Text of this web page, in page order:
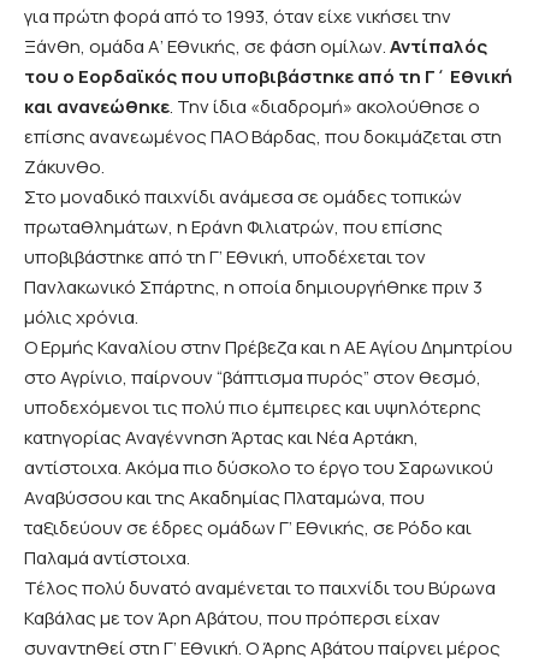
για πρώτη φορά από το 1993, όταν είχε νικήσει την
Ξάνθη, ομάδα Α’ Εθνικής, σε φάση ομίλων.Αντίπαλός
του ο Εορδαϊκός που υποβιβάστηκε από τη Γ΄ Εθνική
και ανανεώθηκε. Την ίδια «διαδρομή» ακολούθησε ο
επίσης ανανεωμένος ΠΑΟ Βάρδας, που δοκιμάζεται στη
Ζάκυνθο.
Στο μοναδικό παιχνίδι ανάμεσα σε ομάδες τοπικών
πρωταθλημάτων, η Εράνη Φιλιατρών, που επίσης
υποβιβάστηκε από τη Γ’ Εθνική, υποδέχεται τον
Πανλακωνικό Σπάρτης, η οποία δημιουργήθηκε πριν 3
μόλις χρόνια.
Ο Ερμής Καναλίου στην Πρέβεζα και η ΑΕ Αγίου Δημητρίου
στο Αγρίνιο, παίρνουν “βάπτισμα πυρός” στον θεσμό,
υποδεχόμενοι τις πολύ πιο έμπειρες και υψηλότερης
κατηγορίας Αναγέννηση Άρτας και Νέα Αρτάκη,
αντίστοιχα. Ακόμα πιο δύσκολο το έργο του Σαρωνικού
Αναβύσσου και της Ακαδημίας Πλαταμώνα, που
ταξιδεύουν σε έδρες ομάδων Γ’ Εθνικής, σε Ρόδο και
Παλαμά αντίστοιχα.
Τέλος πολύ δυνατό αναμένεται το παιχνίδι του Βύρωνα
Καβάλας με τον Άρη Αβάτου, που πρόπερσι είχαν
συναντηθεί στη Γ’ Εθνική. Ο Άρης Αβάτου παίρνει μέρος